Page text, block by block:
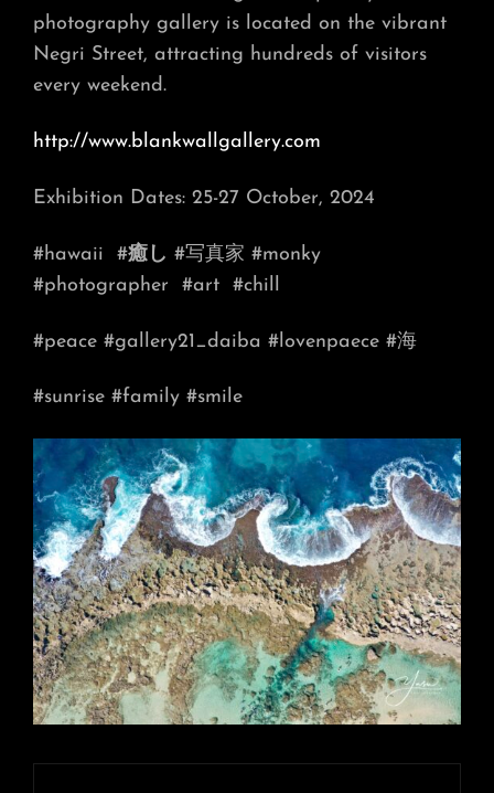
photography gallery is located on the vibrant
Negri Street, attracting hundreds of visitors
every weekend.
http://www.blankwallgallery.com
Exhibition Dates: 25-27 October, 2024
#hawaii #癒し #写真家 #monky
#photographer
#art #chill
#peace #gallery21_daiba #lovenpaece #海
#sunrise #family #smile